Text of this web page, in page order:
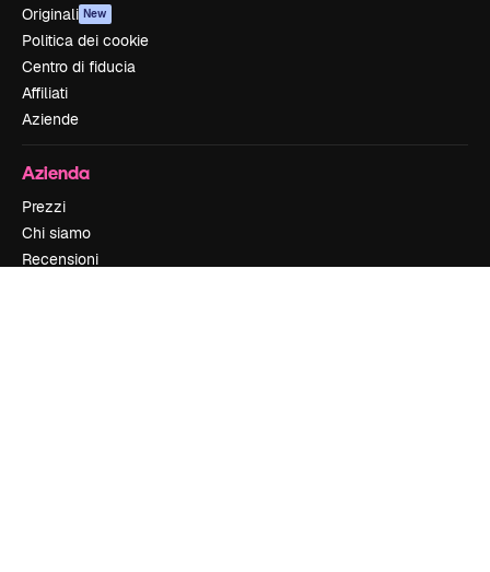
Originali New
Politica dei cookie
Centro di fiducia
Affiliati
Aziende
Azienda
Prezzi
Chi siamo
Recensioni